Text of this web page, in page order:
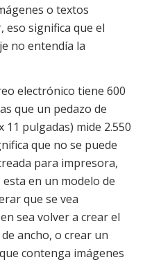
o textos
eso significa que el
no entendía la
electrónico tiene 600
que un pedazo de
11 pulgadas) mide 2.550
que no se puede
para impresora,
en un modelo de
que se vea
sea volver a crear el
ancho, o crear un
contenga imágenes